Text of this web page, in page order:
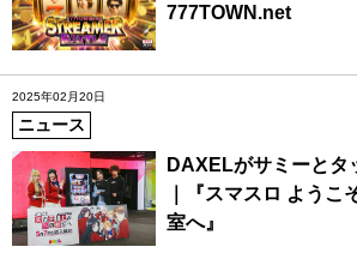
777TOWN.net
2025年02月20日
ニュース
DAXELがサミーとタ
｜『スマスロ ようこ
室へ』